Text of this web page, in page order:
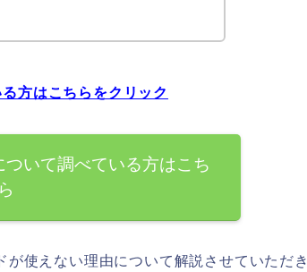
方はこちらをクリック
いて調べている方はこち
ら
使えない理由について解説させていただき